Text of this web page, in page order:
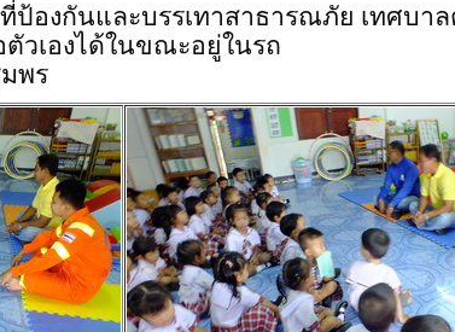
ป้องกันและบรรเทาสาธารณภัย เทศบา
วเองได้ในขณะอยู่ในรถ
พร